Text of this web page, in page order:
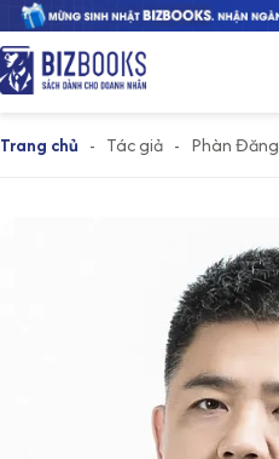
Trang chủ - Tác giả - Phàn Đăng